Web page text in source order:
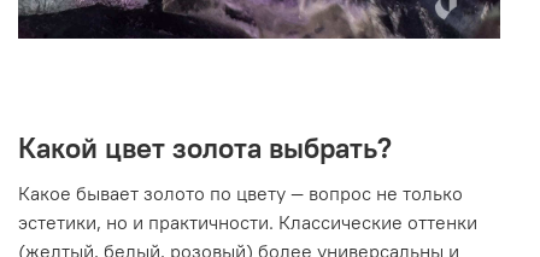
Какой цвет золота выбрать?
Какое бывает золото по цвету — вопрос не только
эстетики, но и практичности. Классические оттенки
(желтый, белый, розовый) более универсальны и